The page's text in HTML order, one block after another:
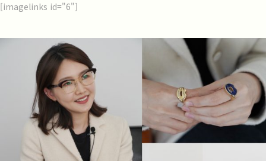
[imagelinks id="6"]